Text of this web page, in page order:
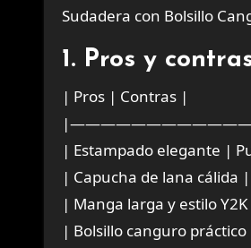
Sudadera con Bolsillo
1. Pros y
| Pros | Contras |
| Estampado elegante |
| Capucha de lana cálida
| Manga larga y estilo
| Bolsillo canguro